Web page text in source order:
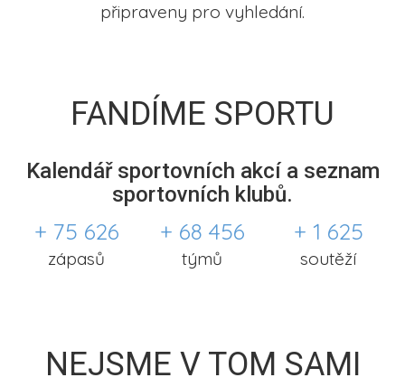
připraveny pro vyhledání.
FANDÍME SPORTU
Kalendář sportovních akcí a seznam
sportovních klubů.
+ 75 626
zápasů
+ 68 456
týmů
+ 1 625
soutěží
NEJSME V TOM SAMI